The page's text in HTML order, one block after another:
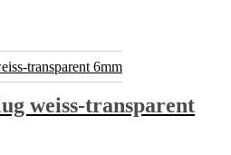
weiss-transparent